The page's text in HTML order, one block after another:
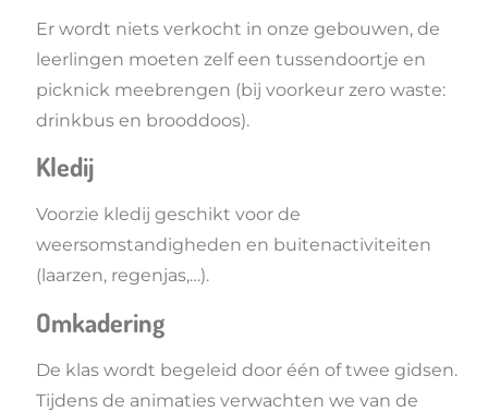
Er wordt niets verkocht in onze gebouwen, de
leerlingen moeten zelf een tussendoortje en
picknick meebrengen (bij voorkeur zero waste:
drinkbus en brooddoos).
Kledij
Voorzie kledij geschikt voor de
weersomstandigheden en buitenactiviteiten
(laarzen, regenjas,…).
Omkadering
De klas wordt begeleid door één of twee gidsen.
Tijdens de animaties verwachten we van de